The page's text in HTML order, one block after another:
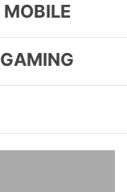
MOBILE
GAMING